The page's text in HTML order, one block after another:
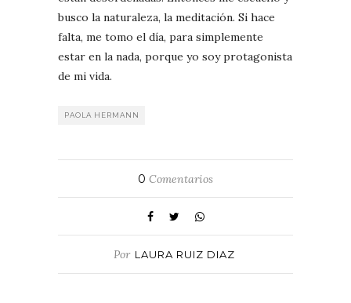
busco la naturaleza, la meditación. Si hace
falta, me tomo el día, para simplemente
estar en la nada, porque yo soy protagonista
de mi vida.
PAOLA HERMANN
0 Comentarios
Por LAURA RUIZ DIAZ